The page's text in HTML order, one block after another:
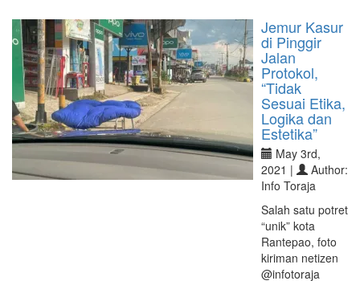
Jemur Kasur
di Pinggir
Jalan
Protokol,
“Tidak
Sesuai Etika,
Logika dan
Estetika”
May 3rd,
2021 |
Author:
Info Toraja
Salah satu potret
“unik” kota
Rantepao, foto
kiriman netizen
@infotoraja